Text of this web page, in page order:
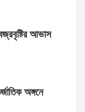
আভাস
অঙ্গনে